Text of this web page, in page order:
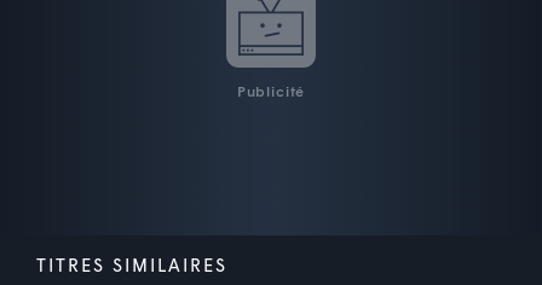
Publicité
TITRES SIMILAIRES